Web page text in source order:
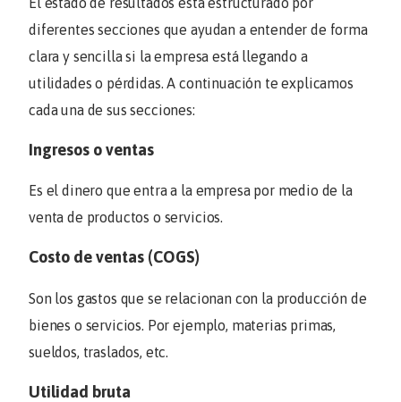
diferentes secciones que ayudan a entender de forma
clara y sencilla si la empresa está llegando a
utilidades o pérdidas. A continuación te explicamos
cada una de sus secciones:
Ingresos o ventas
Es el dinero que entra a la empresa por medio de la
venta de productos o servicios.
Costo de ventas (COGS)
Son los gastos que se relacionan con la producción de
bienes o servicios. Por ejemplo, materias primas,
sueldos, traslados, etc.
Utilidad bruta